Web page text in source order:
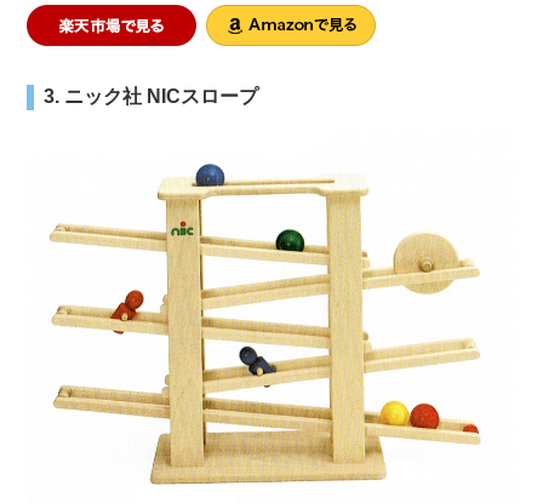
3. ニック社 NICスロープ